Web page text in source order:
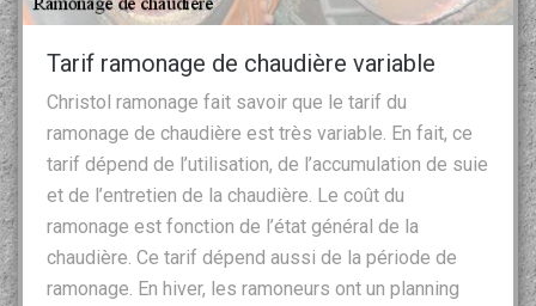
Tarif ramonage de chaudière variable
Christol ramonage fait savoir que le tarif du
ramonage de chaudière est très variable. En fait, ce
tarif dépend de l’utilisation, de l’accumulation de suie
et de l’entretien de la chaudière. Le coût du
ramonage est fonction de l’état général de la
chaudière. Ce tarif dépend aussi de la période de
ramonage. En hiver, les ramoneurs ont un planning